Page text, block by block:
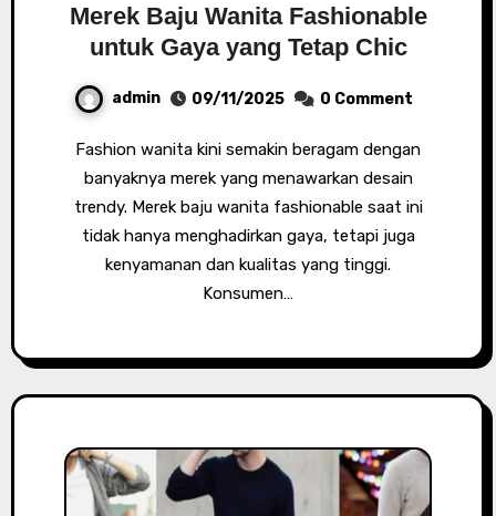
Merek Baju Wanita Fashionable
untuk Gaya yang Tetap Chic
admin 09/11/2025 0 Comment
Fashion wanita kini semakin beragam dengan
banyaknya merek yang menawarkan desain
trendy. Merek baju wanita fashionable saat ini
tidak hanya menghadirkan gaya, tetapi juga
kenyamanan dan kualitas yang tinggi.
Konsumen…